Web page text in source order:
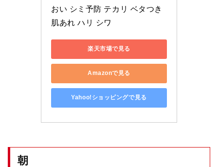
おい シミ予防 テカリ ベタつき
肌あれ ハリ シワ
楽天市場で見る
Amazonで見る
Yahoo!ショッピングで見る
朝